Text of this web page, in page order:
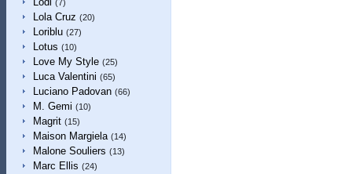
(7)
Lola Cruz (20)
Loriblu (27)
Lotus (10)
Love My Style (25)
Luca Valentini (65)
Luciano Padovan (66)
M. Gemi (10)
Magrit (15)
Maison Margiela (14)
Malone Souliers (13)
Marc Ellis (24)